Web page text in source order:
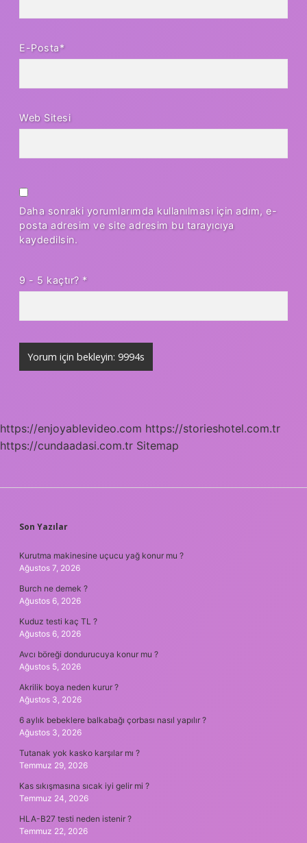
E-Posta*
Web Sitesi
Daha sonraki yorumlarımda kullanılması için adım, e-
posta adresim ve site adresim bu tarayıcıya
kaydedilsin.
9 - 5 kaçtır? *
https://enjoyablevideo.com https://storieshotel.com.tr
https://cundaadasi.com.tr Sitemap
SIDEBAR
Son Yazılar
Kurutma makinesine uçucu yağ konur mu ?
Ağustos 7, 2026
Burch ne demek ?
Ağustos 6, 2026
Kuduz testi kaç TL ?
Ağustos 6, 2026
Avcı böreği dondurucuya konur mu ?
Ağustos 5, 2026
Akrilik boya neden kurur ?
Ağustos 3, 2026
6 aylık bebeklere balkabağı çorbası nasıl yapılır ?
Ağustos 3, 2026
Tutanak yok kasko karşılar mı ?
Temmuz 29, 2026
Kas sıkışmasına sıcak iyi gelir mi ?
Temmuz 24, 2026
HLA-B27 testi neden istenir ?
Temmuz 22, 2026